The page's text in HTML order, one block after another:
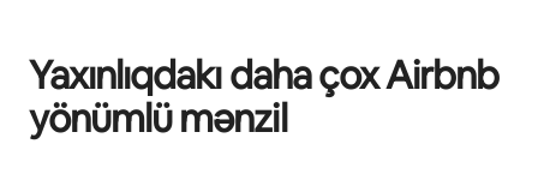
Yaxınlıqdakı daha çox Airbnb
yönümlü mənzil